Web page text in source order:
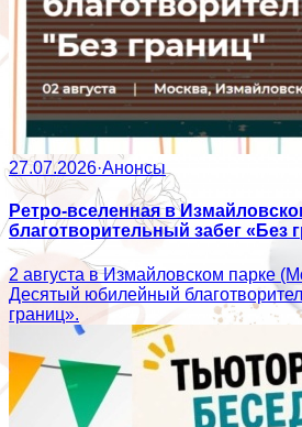
27.07.2026·Анонсы
Ретро-вселенная в
благотворительный забег «Без
2 августа в Измайловском парке
Десятый юбилейный
границ».